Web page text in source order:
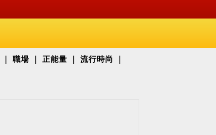
職場 正能量 流行時尚